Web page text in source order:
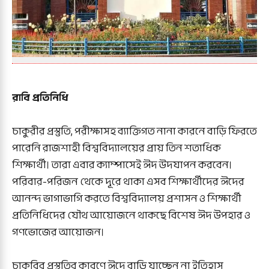
রাবি প্রতিনিধি
চাকুরীর প্রস্তুতি, পরীক্ষাসহ ব্যাক্তিগত নানা কারনে বাড়ি ফিরতে
পারেনি রাজশাহী বিশ্ববিদ্যালয়ের প্রায় তিন শতাধিক
শিক্ষার্থী। তারা এবার ক্যাম্পাসেই ঈদ উদযাপন করবেন।
পরিবার-পরিজন থেকে দূরে থাকা এসব শিক্ষার্থীদের ঈদের
আনন্দ ভাগাভাগি করতে বিশ্ববিদ্যালয় প্রশাসন ও শিক্ষার্থী
প্রতিনিধিদের যৌথ আয়োজনে থাকছে বিশেষ ঈদ উপহার ও
গণভোজের আয়োজন।